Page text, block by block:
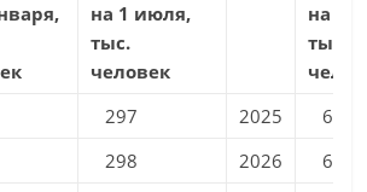
на 1 июля,
тыс.
человек
на 1
тыс.
297 2025
665
298 2026
671